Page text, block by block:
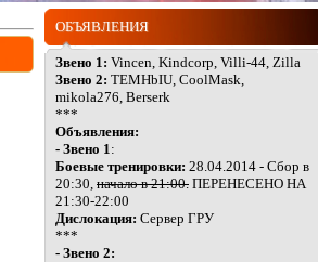
ОБЪЯВЛЕНИЯ
Звено 1: Vincen, Kindcorp, Villi-44, Zilla
Звено 2: TEMHbIU, CoolMask,
mikola276, Berserk
***
Объявления:
- Звено 1:
Боевые тренировки: 28.04.2014 - Сбор в
20:30, начало в 21:00. ПЕРЕНЕСЕНО НА
21:30-22:00
Дислокация: Сервер ГРУ
***
- Звено 2: